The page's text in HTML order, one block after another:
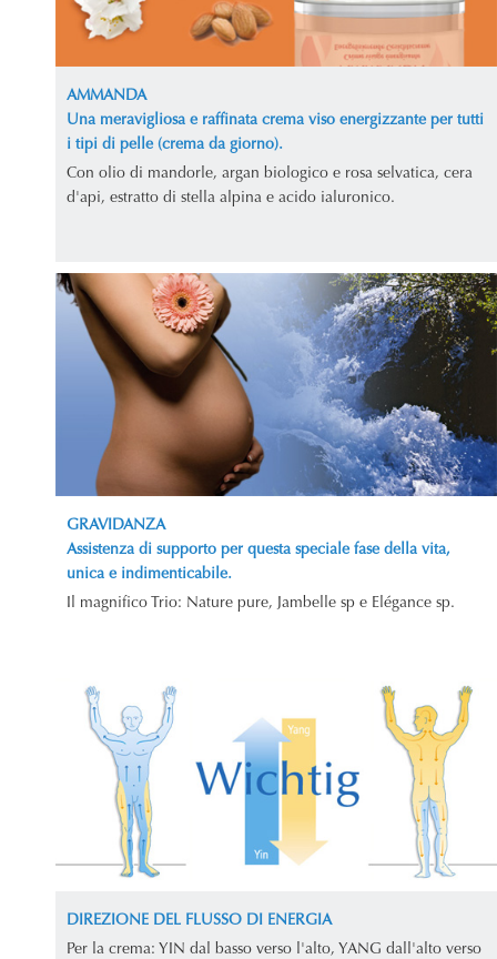
AMMANDA
Una meravigliosa e raffinata crema viso energizzante per tutti
i tipi di pelle (crema da giorno).
Con olio di mandorle, argan biologico e rosa selvatica, cera
d'api, estratto di stella alpina e acido ialuronico.
GRAVIDANZA
Assistenza di supporto per questa speciale fase della vita,
unica e indimenticabile.
Il magnifico Trio: Nature pure, Jambelle sp e Elégance sp.
DIREZIONE DEL FLUSSO DI ENERGIA
Per la crema: YIN dal basso verso l'alto, YANG dall'alto verso